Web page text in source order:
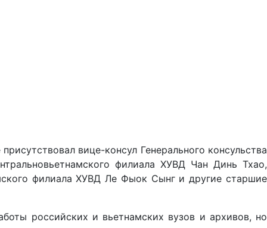
вице-консул Генерального консульства
филиала ХУВД Чан Динь Тхао,
филиала ХУВД Ле Фыок Сынг и другие старшие
российских и вьетнамских вузов и архивов, но